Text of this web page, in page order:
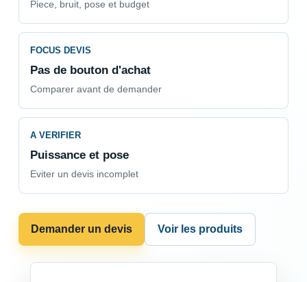
Piece, bruit, pose et budget
FOCUS DEVIS
Pas de bouton d'achat
Comparer avant de demander
A VERIFIER
Puissance et pose
Eviter un devis incomplet
Demander un devis Voir les produits